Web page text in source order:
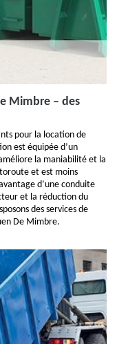
Mimbre – des
pour la location de
est équipée d’un
la maniabilité et la
et est moins
d’une conduite
et la réduction du
des services de
De Mimbre.